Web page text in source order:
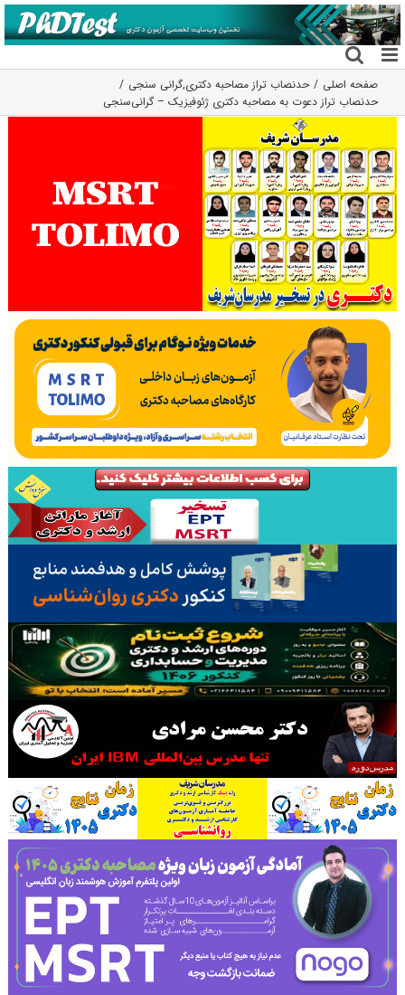
رفتن
به
محتوا
صفحه اصلی حدنصاب تراز مصاحبه دکتری,گرانی سنجی
حدنصاب تراز دعوت به مصاحبه دکتری ژئوفیزیک – گرانی‌سنجی